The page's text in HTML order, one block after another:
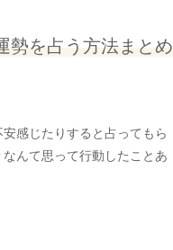
勢を占う方法まとめ
感じたりすると占ってもら
んて思って行動したことあ